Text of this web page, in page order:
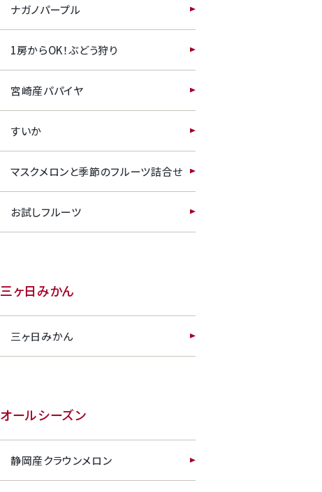
ナガノパープル
1房からOK！ぶどう狩り
宮崎産パパイヤ
すいか
マスクメロンと季節のフルーツ詰合せ
お試しフルーツ
三ヶ日みかん
三ヶ日みかん
オールシーズン
静岡産クラウンメロン